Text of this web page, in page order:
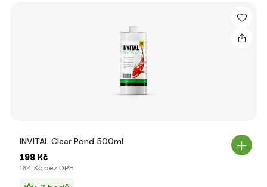
INVITAL Clear Pond 500ml
198 Kč
164 Kč bez DPH